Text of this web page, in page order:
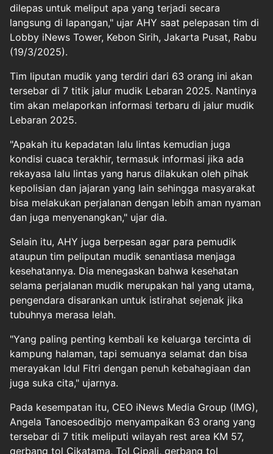
dilepas untuk meliput apa yang terjadi secara
langsung di lapangan," ujar AHY saat pelepasan tim di
Lobby iNews Tower, Kebon Sirih, Jakarta Pusat, Rabu
(19/3/2025).
Tim liputan mudik yang terdiri dari 63 orang ini akan
tersebar di 7 titik jalur mudik Lebaran 2025. Nantinya
tim akan melaporkan informasi terbaru di jalur mudik
Lebaran 2025.
"Apakah itu kepadatan lalu lintas kemudian juga
kondisi cuaca terakhir, termasuk informasi jika ada
rekayasa lalu lintas yang harus dilakukan oleh pihak
kepolisian dan jajaran yang lain sehingga masyarakat
bisa melakukan perjalanan dengan lebih aman nyaman
dan juga menyenangkan," ujar dia.
Selain itu, AHY juga berpesan agar para pemudik
ataupun tim peliputan mudik senantiasa menjaga
kesehatannya. Dia menegaskan bahwa kesehatan
selama perjalanan mudik merupakan hal yang utama,
pengendara disarankan untuk istirahat sejenak jika
tubuhnya merasa lelah.
"Yang paling penting kembali ke keluarga tercinta di
kampung halaman, tapi semuanya selamat dan bisa
merayakan Idul Fitri dengan penuh kebahagiaan dan
juga suka cita," ujarnya.
Pada kesempatan itu, CEO iNews Media Group (IMG),
Angela Tanoesoedibjo menyampaikan 63 orang yang
tersebar di 7 titik meliputi wilayah rest area KM 57,
gerbang tol Cikatama, Tol Cipali, gerbang tol